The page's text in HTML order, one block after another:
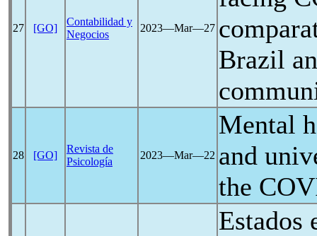
27 [GO]
Contabilidad y
Negocios
2023―Mar―27
Brazil
28 [GO]
Revista de
Psicología
2023―Mar―22
Mental
and
the
Estados